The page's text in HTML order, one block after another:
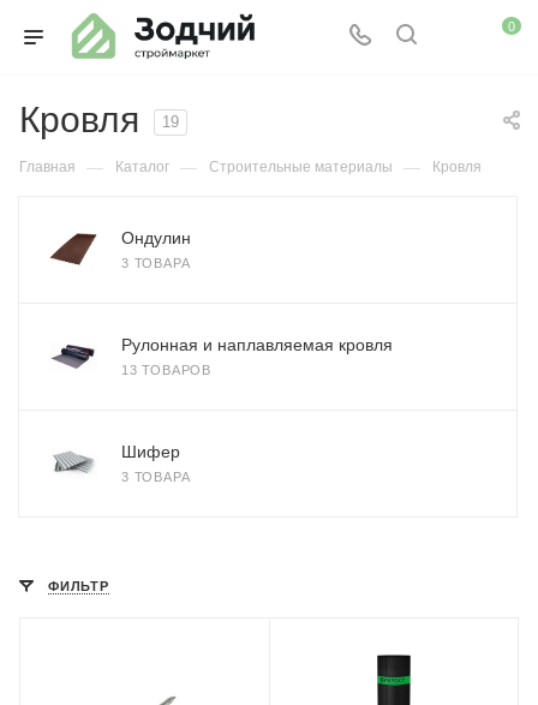
0
Кровля 19
Главная — Каталог — Строительные материалы — Кровля
Ондулин
3 ТОВАРА
Рулонная и наплавляемая кровля
13 ТОВАРОВ
Шифер
3 ТОВАРА
ФИЛЬТР